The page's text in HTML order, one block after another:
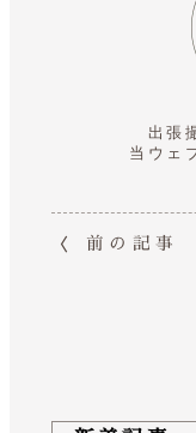
出張
当ウェ
前の記事